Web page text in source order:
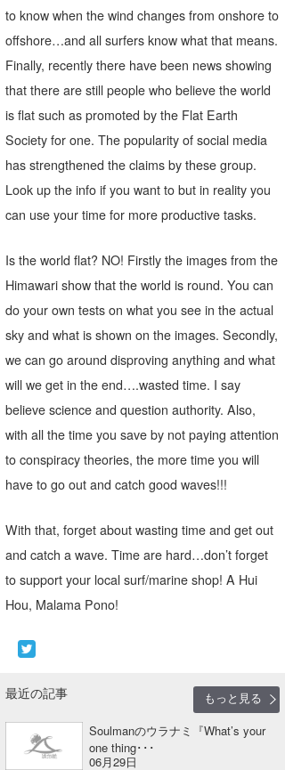
to know when the wind changes from onshore to
offshore…and all surfers know what that means.
Finally, recently there have been news showing
that there are still people who believe the world
is flat such as promoted by the Flat Earth
Society for one. The popularity of social media
has strengthened the claims by these group.
Look up the info if you want to but in reality you
can use your time for more productive tasks.
Is the world flat? NO! Firstly the images from the
Himawari show that the world is round. You can
do your own tests on what you see in the actual
sky and what is shown on the images. Secondly,
we can go around disproving anything and what
will we get in the end….wasted time. I say
believe science and question authority. Also,
with all the time you save by not paying attention
to conspiracy theories, the more time you will
have to go out and catch good waves!!!
With that, forget about wasting time and get out
and catch a wave. Time are hard…don’t forget
to support your local surf/marine shop! A Hui
Hou, Malama Pono!
最近の記事
もっと見る
Soulmanのウラナミ『What’s your
one thing･･･
06月29日